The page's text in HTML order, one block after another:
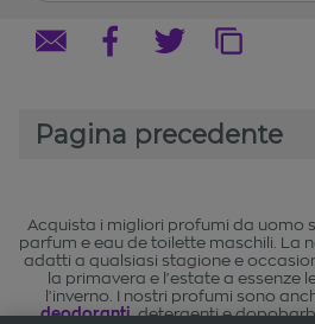
Pagina precedente
Acquista i migliori profumi da uomo
parfum e eau de toilette maschili. La
adatti a qualsiasi stagione e
la primavera e l'estate a essenze
l'inverno. I nostri profumi sono
deodoranti, detergenti e